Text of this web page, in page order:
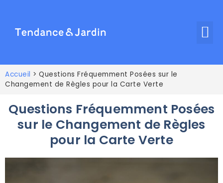
Accueil > Questions Fréquemment Posées sur le
Changement de Règles pour la Carte Verte
Questions Fréquemment Posées
sur le Changement de Règles
pour la Carte Verte